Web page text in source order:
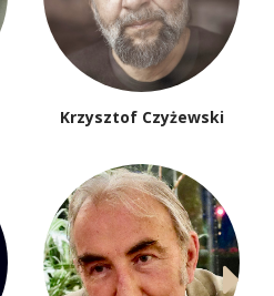
Krzysztof Czyżewski